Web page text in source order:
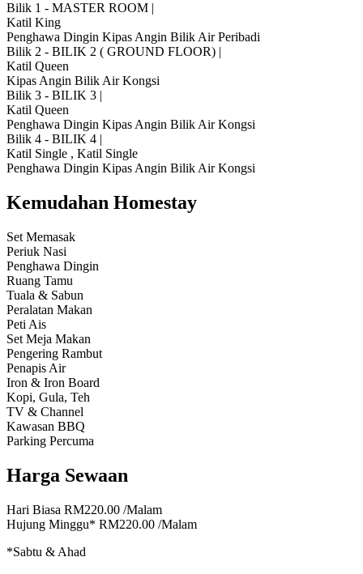
Bilik 1 - MASTER ROOM |
Katil King
Penghawa Dingin Kipas Angin Bilik Air Peribadi
Bilik 2 - BILIK 2 ( GROUND FLOOR) |
Katil Queen
Kipas Angin Bilik Air Kongsi
Bilik 3 - BILIK 3 |
Katil Queen
Penghawa Dingin Kipas Angin Bilik Air Kongsi
Bilik 4 - BILIK 4 |
Katil Single , Katil Single
Penghawa Dingin Kipas Angin Bilik Air Kongsi
Kemudahan Homestay
Set Memasak
Periuk Nasi
Penghawa Dingin
Ruang Tamu
Tuala & Sabun
Peralatan Makan
Peti Ais
Set Meja Makan
Pengering Rambut
Penapis Air
Iron & Iron Board
Kopi, Gula, Teh
TV & Channel
Kawasan BBQ
Parking Percuma
Harga Sewaan
Hari Biasa RM220.00 /Malam
Hujung Minggu* RM220.00 /Malam
*Sabtu & Ahad